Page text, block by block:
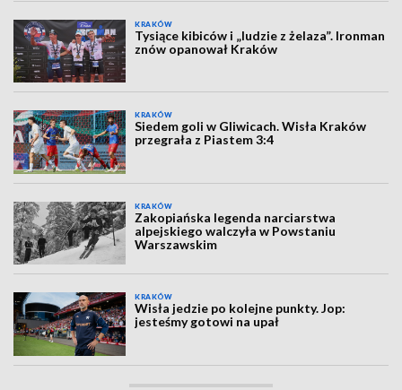
KRAKÓW
Tysiące kibiców i „ludzie z żelaza”. Ironman
znów opanował Kraków
KRAKÓW
Siedem goli w Gliwicach. Wisła Kraków
przegrała z Piastem 3:4
KRAKÓW
Zakopiańska legenda narciarstwa
alpejskiego walczyła w Powstaniu
Warszawskim
KRAKÓW
Wisła jedzie po kolejne punkty. Jop:
jesteśmy gotowi na upał